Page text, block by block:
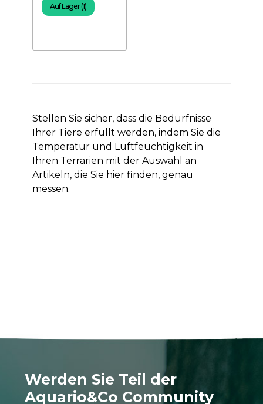
Auf Lager (1)
Stellen Sie sicher, dass die Bedürfnisse
Ihrer Tiere erfüllt werden, indem Sie die
Temperatur und Luftfeuchtigkeit in
Ihren Terrarien mit der Auswahl an
Artikeln, die Sie hier finden, genau
messen.
Werden Sie Teil der
Aquario&Co Community